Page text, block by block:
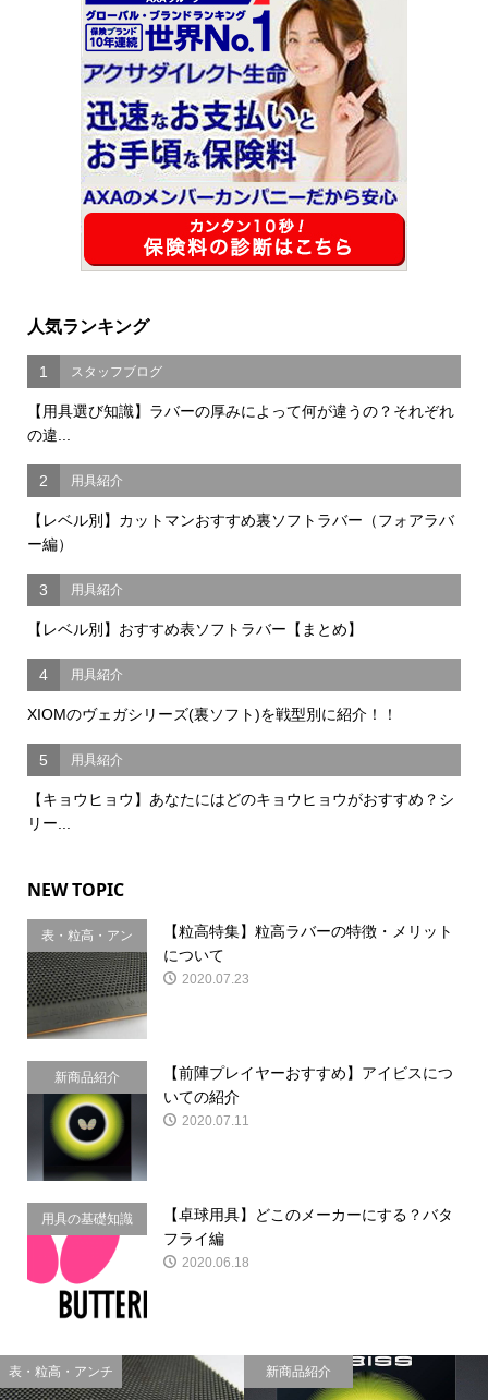
人気ランキング
1 スタッフブログ
【用具選び知識】ラバーの厚みによって何が違うの？それぞれ
の違...
2 用具紹介
【レベル別】カットマンおすすめ裏ソフトラバー（フォアラバ
ー編）
3 用具紹介
【レベル別】おすすめ表ソフトラバー【まとめ】
4 用具紹介
XIOMのヴェガシリーズ(裏ソフト)を戦型別に紹介！！
5 用具紹介
【キョウヒョウ】あなたにはどのキョウヒョウがおすすめ？シ
リー...
NEW TOPIC
表・粒高・アン
チ
【粒高特集】粒高ラバーの特徴・メリット
について
2020.07.23
新商品紹介
【前陣プレイヤーおすすめ】アイビスにつ
いての紹介
2020.07.11
用具の基礎知識
【卓球用具】どこのメーカーにする？バタ
フライ編
2020.06.18
用具の基礎知識 裏ソフト